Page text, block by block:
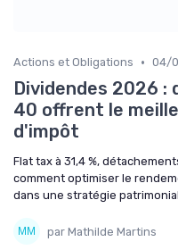
Actions et Obligations • 04/
Dividendes 2026 :
40 offrent le
d'impôt
Flat tax à 31,4 %,
comment optimiser le
dans une stratégie
par Mathilde Martins